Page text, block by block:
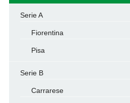
Serie A
Fiorentina
Pisa
Serie B
Carrarese